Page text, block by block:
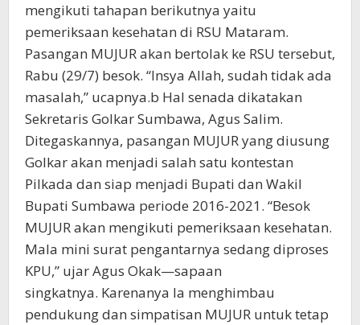
mengikuti tahapan berikutnya yaitu
pemeriksaan kesehatan di RSU Mataram.
Pasangan MUJUR akan bertolak ke RSU tersebut,
Rabu (29/7) besok. “Insya Allah, sudah tidak ada
masalah,” ucapnya.b Hal senada dikatakan
Sekretaris Golkar Sumbawa, Agus Salim.
Ditegaskannya, pasangan MUJUR yang diusung
Golkar akan menjadi salah satu kontestan
Pilkada dan siap menjadi Bupati dan Wakil
Bupati Sumbawa periode 2016-2021. “Besok
MUJUR akan mengikuti pemeriksaan kesehatan.
Mala mini surat pengantarnya sedang diproses
KPU,” ujar Agus Okak—sapaan
singkatnya. Karenanya Ia menghimbau
pendukung dan simpatisan MUJUR untuk tetap